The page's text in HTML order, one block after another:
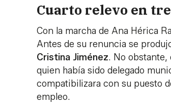
Cuarto relevo en
Con la marcha de Ana Hérica
Antes de su renuncia se
Cristina Jiménez. No obstante,
quien había sido delegado
compatibilizara con su puesto
empleo.